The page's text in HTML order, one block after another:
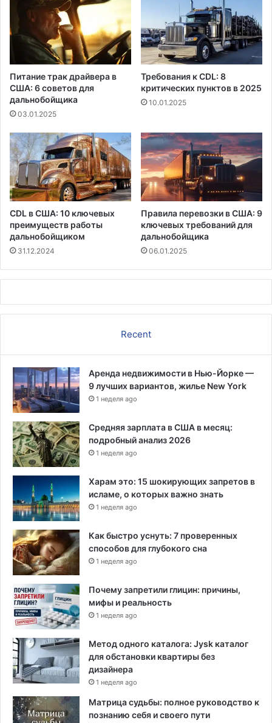
Питание трак драйвера в
США: 6 советов для
дальнобойщика
03.01.2025
Требования к CDL: 8
критических пунктов в 2025
10.01.2025
CDL в США: 10 ключевых
преимуществ работы
дальнобойщиком
31.12.2024
Правила перевозки в США: 9
ключевых требований для
дальнобойщика
06.01.2025
Recent
Аренда недвижимости в Нью-Йорке —
9 лучших вариантов, жилье New York
1 неделя ago
Средняя зарплата в США в месяц:
подробный анализ 2026
1 неделя ago
Харам это: 15 шокирующих запретов в
исламе, о которых важно знать
1 неделя ago
Как быстро уснуть: 7 проверенных
способов для глубокого сна
1 неделя ago
Почему запретили глицин: причины,
мифы и реальность
1 неделя ago
Метод одного каталога: Jysk каталог
для обстановки квартиры без
дизайнера
1 неделя ago
Матрица судьбы: полное руководство к
познанию себя и своего пути